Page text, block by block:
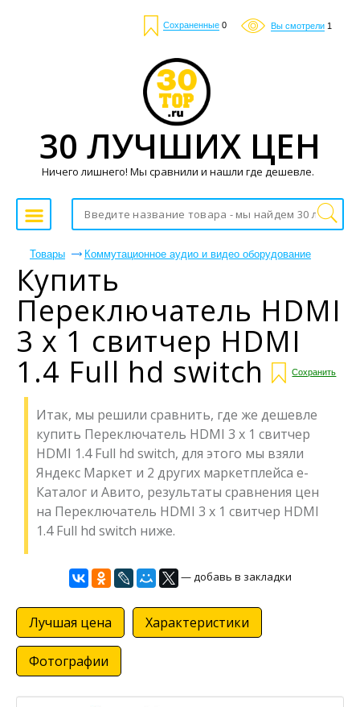
Сохраненные 0 Вы смотрели 1
Товары Коммутационное аудио и видео оборудование
Купить
Переключатель HDMI
3 x 1 свитчер HDMI
1.4 Full hd switch Сохранить
Итак, мы решили сравнить, где же дешевле
купить Переключатель HDMI 3 x 1 свитчер
HDMI 1.4 Full hd switch, для этого мы взяли
Яндекс Маркет и 2 других маркетплейса е-
Каталог и Авито, результаты сравнения цен
на Переключатель HDMI 3 x 1 свитчер HDMI
1.4 Full hd switch ниже.
— добавь в закладки
Лучшая цена Характеристики
Фотографии
30 ЛУЧШИХ ЦЕН
Ничего лишнего! Мы сравнили и нашли где дешевле.